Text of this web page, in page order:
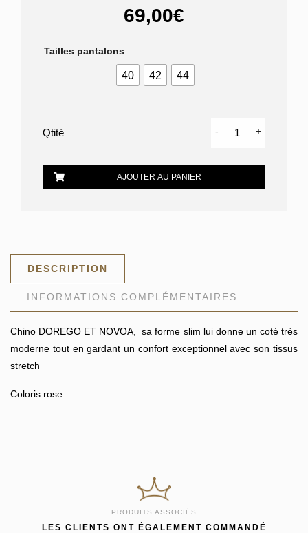
69,00€
Tailles pantalons
40 42 44
-quantité
ET
+
AJOUTER AU PANIER
DESCRIPTION
INFORMATIONS COMPLÉMENTAIRES
Chino DOREGO ET NOVOA, sa forme slim lui donne un coté très
moderne tout en gardant un confort exceptionnel avec son tissus
stretch
Coloris rose
PRODUITS ASSOCIÉS
LES CLIENTS ONT ÉGALEMENT COMMANDÉ